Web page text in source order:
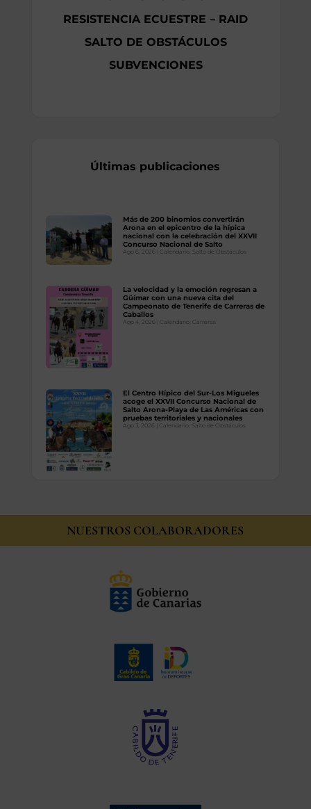
RESISTENCIA ECUESTRE – RAID
SALTO DE OBSTÁCULOS
SUBVENCIONES
Últimas publicaciones
Más de 200 binomios convertirán
Arona en el epicentro de la hípica
nacional con la celebración del XXVII
Concurso Nacional de Salto
Ago 6, 2026 Calendario, Salto de Obstáculos
La velocidad y la emoción regresan a
Güímar con una nueva cita del
Campeonato de Tenerife de Carreras de
Caballos
Ago 4, 2026 Calendario, Carreras
El Centro Hípico del Sur-Los Migueles
acoge el XXVII Concurso Nacional de
Salto Arona-Playa de Las Américas con
pruebas territoriales y nacionales
Ago 3, 2026 Calendario, Salto de Obstáculos
NUESTROS COLABORADORES